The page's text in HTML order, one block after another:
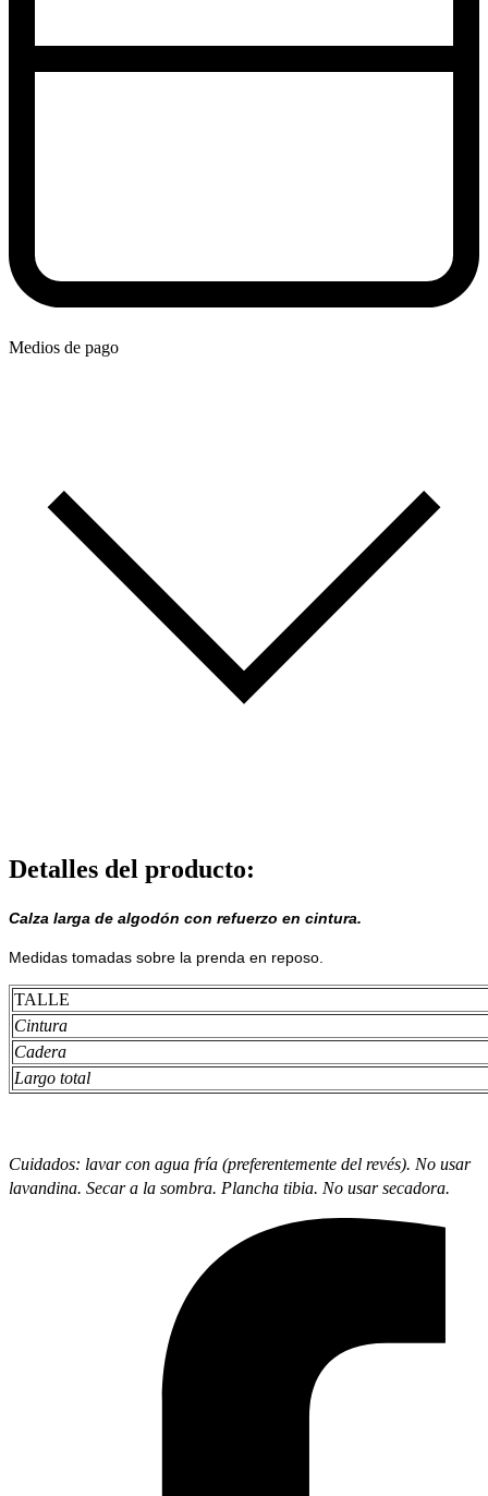
Medios de pago
Detalles del producto:
Calza larga de algodón con refuerzo en cintura.
Medidas tomadas sobre la prenda en reposo.
TALLE
Cintura
Cadera
Largo total
Cuidados: lavar con agua fría (preferentemente del revés). No usar
lavandina. Secar a la sombra. Plancha tibia. No usar secadora.